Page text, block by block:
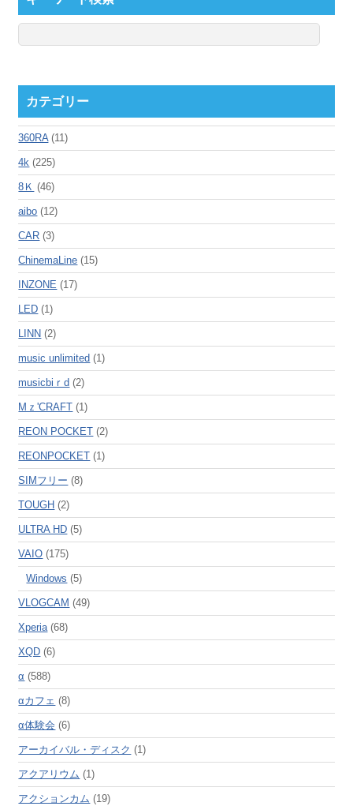
カテゴリー
360RA(11)
4k (225)
8Ｋ (46)
aibo (12)
CAR (3)
ChinemaLine (15)
INZONE (17)
LED (1)
LINN (2)
music unlimited (1)
musicbiｒd (2)
Mｚ'CRAFT (1)
REON POCKET (2)
REONPOCKET (1)
SIMフリー (8)
TOUGH (2)
ULTRA HD (5)
VAIO (175)
Windows (5)
VLOGCAM (49)
Xperia(68)
XQD (6)
α (588)
αカフェ (8)
α体験会 (6)
アーカイバル・ディスク (1)
アクアリウム (1)
アクションカム (19)